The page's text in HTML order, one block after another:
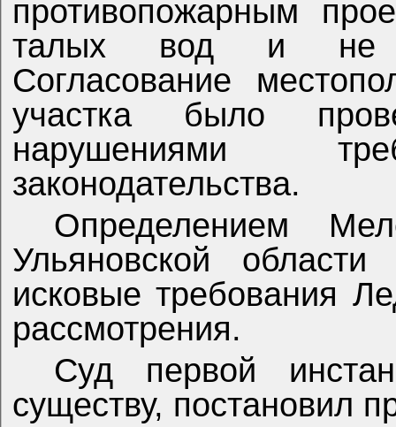
противопожарным
талых вод и не
Согласование
участка было
нарушениями
законодательства.
Определением
Ульяновской
исковые требования
рассмотрения.
Суд первой
существу, постановил